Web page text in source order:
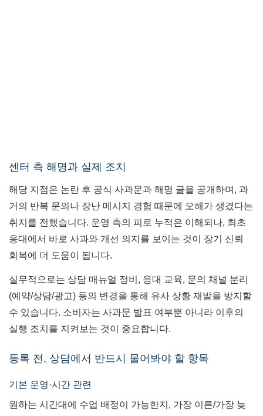
센터 측 해명과 실제 조치
해당 지점은 논란 후 공식 사과문과 해명 글을 공개하며, 과
거의 반복 문의나 장난 메시지 경험 때문에 오해가 생겼다는
취지를 전했습니다. 운영 측의 피로 누적은 이해되나, 최초
응대에서 바로 사과와 개선 의지를 보이는 것이 장기 신뢰
회복에 더 도움이 됩니다.
실무적으로는 상담 매뉴얼 정비, 응대 교육, 문의 채널 분리
(예약/상담/광고) 등의 변경을 통해 유사 상황 재발을 방지할
수 있습니다. 소비자는 사과문 발표 여부뿐 아니라 이후의
실행 조치를 지켜보는 것이 중요합니다.
등록 전, 상담에서 반드시 물어봐야 할 항목
기본 운영·시간 관련
원하는 시간대에 수업 배정이 가능한지, 가장 이른/가장 늦